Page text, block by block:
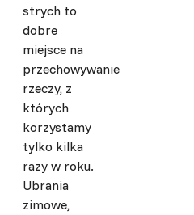
strych to
dobre
miejsce na
przechowywanie
rzeczy, z
których
korzystamy
tylko kilka
razy w roku.
Ubrania
zimowe,